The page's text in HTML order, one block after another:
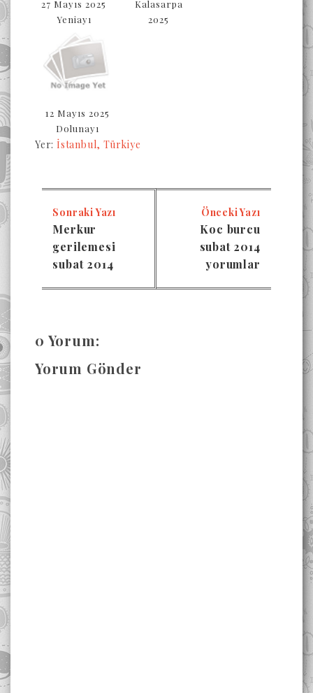
27 Mayıs 2025
Yeniayı
Kalasarpa
2025
12 Mayıs 2025
Dolunayı
Yer: İstanbul, Türkiye
Sonraki Yazı
Merkur
gerilemesi
subat 2014
Önceki Yazı
Koc burcu
subat 2014
yorumlar
0 Yorum:
Yorum Gönder